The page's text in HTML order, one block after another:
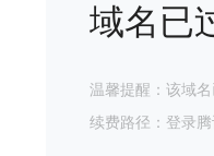
域名已
温馨提醒：该域
续费路径：登录